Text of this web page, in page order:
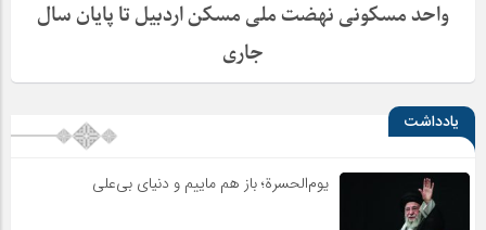
واحد مسکونی نهضت ملی مسکن اردبیل تا پایان سال
جاری
یادداشت
یوم‌الحسرة؛ باز هم ماییم و دنیای بی‌علی